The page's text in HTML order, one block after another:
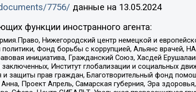
7756/ данные на 13.05.2024
функции иностранного агента:
Нижегородский центр немецкой и
политики, Фонд борьбы с коррупцией, Альянс
инициатива, Гражданский Союз, Хасдей
Институт глобализации и социальных
защиты прав граждан, Благотворительный фонд
Анна, Проект Апрель, Самарская губерния, Эра